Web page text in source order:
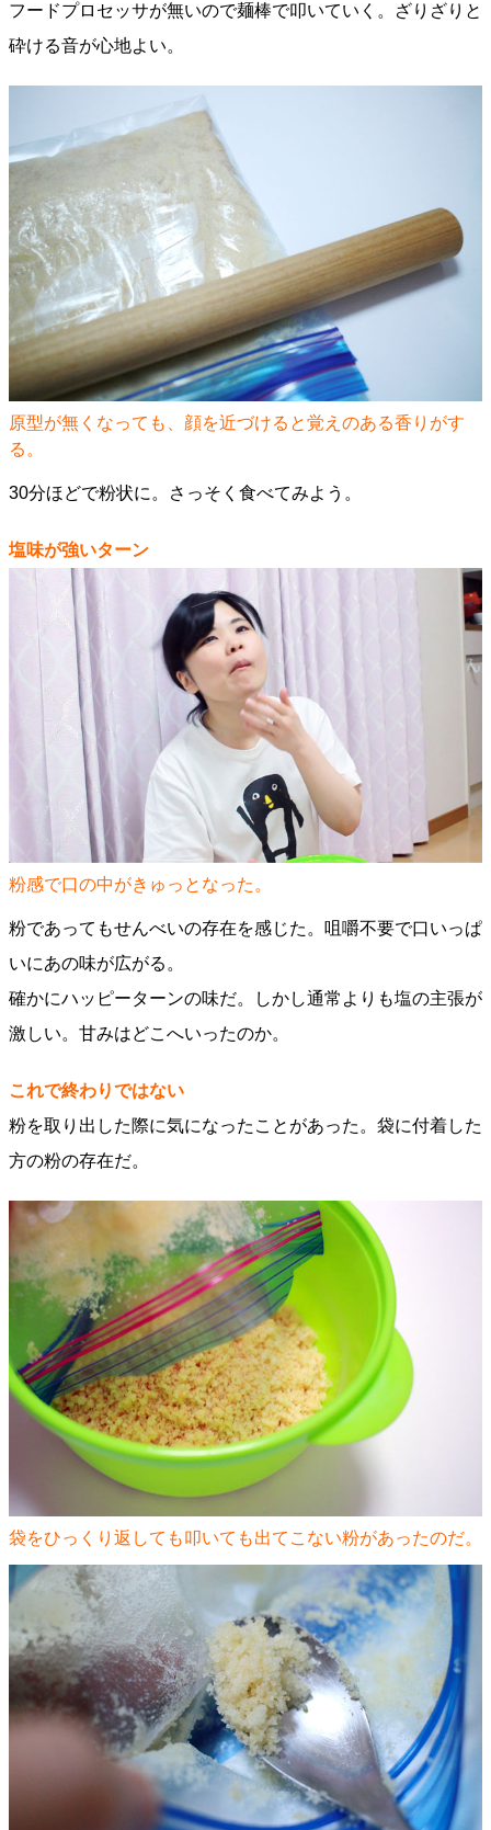
フードプロセッサが無いので麺棒で叩いていく。ざりざりと
砕ける音が心地よい。
原型が無くなっても、顔を近づけると覚えのある香りがす
る。
30分ほどで粉状に。さっそく食べてみよう。
塩味が強いターン
粉感で口の中がきゅっとなった。
粉であってもせんべいの存在を感じた。咀嚼不要で口いっぱ
いにあの味が広がる。
確かにハッピーターンの味だ。しかし通常よりも塩の主張が
激しい。甘みはどこへいったのか。
これで終わりではない
粉を取り出した際に気になったことがあった。袋に付着した
方の粉の存在だ。
袋をひっくり返しても叩いても出てこない粉があったのだ。